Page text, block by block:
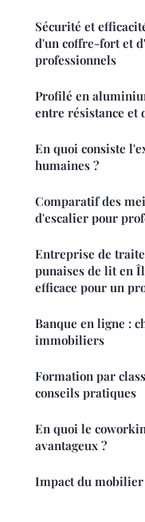
Sécurité et
d'un coffre-fort et
professionnels
Profilé en
entre résistance et
En quoi consiste
humaines ?
Comparatif des
d'escalier pour
Entreprise de
punaises de lit en
efficace pour un
Banque en ligne :
immobiliers
Formation par
conseils pratiques
En quoi le
avantageux ?
Impact du